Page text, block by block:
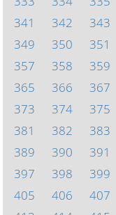
341
342 343
349
350 351
357
358 359
365
366 367
373
374 375
381
382 383
389
390 391
397
398 399
405
406 407